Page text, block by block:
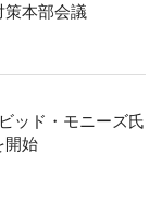
策本部会議
ビッド・モニーズ氏
開始